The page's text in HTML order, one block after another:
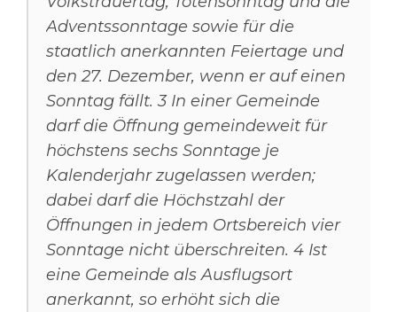
Adventssonntage sowie für die
staatlich anerkannten Feiertage und
den 27. Dezember, wenn er auf einen
Sonntag fällt. 3 In einer Gemeinde
darf die Öffnung gemeindeweit für
höchstens sechs Sonntage je
Kalenderjahr zugelassen werden;
dabei darf die Höchstzahl der
Öffnungen in jedem Ortsbereich vier
Sonntage nicht überschreiten. 4 Ist
eine Gemeinde als Ausflugsort
anerkannt, so erhöht sich die